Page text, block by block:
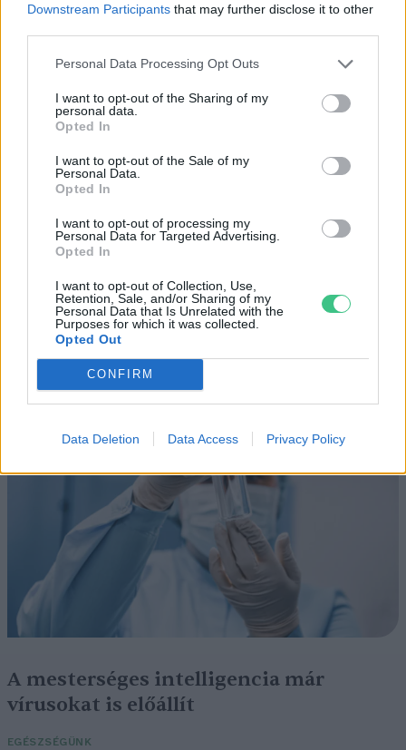
Downstream Participants that may further disclose it to other
Personal Data Processing Opt Outs
I want to opt-out of the Sharing of my
personal data.
Opted In
I want to opt-out of the Sale of my
Personal Data.
Opted In
I want to opt-out of processing my
Personal Data for Targeted Advertising.
Opted In
I want to opt-out of Collection, Use,
Retention, Sale, and/or Sharing of my
Personal Data that Is Unrelated with the
Purposes for which it was collected.
Opted Out
CONFIRM
Data Deletion Data Access Privacy Policy
vagy ökológiai katasztrófa? Dr. Boromisza Zsomborral jártuk körbe
a tó múltját, jelenét, jövőjét.
Mit tehetünk a hazai erdőtüzek
ÉLŐ BOLYGÓNK
nő a klímaszkepticizmus
A mesterséges intelligencia már
vírusokat is előállít
EGÉSZSÉGÜNK